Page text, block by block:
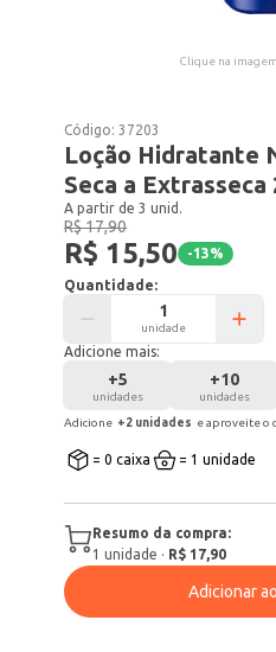
Clique na
Código:37203
Loção Hidratante
Seca a Extrasseca
A partir de 3 unid.
R$ 17,90
R$ 15,50 -13%
Quantidade:
unidade
Adicione mais:
+5
unidades
+10
unidades
Adicione +2 unidades e aproveite o
= 0 caixa = 1 unidade
Resumo da compra:
1 unidade · R$ 17,90
Adicionar